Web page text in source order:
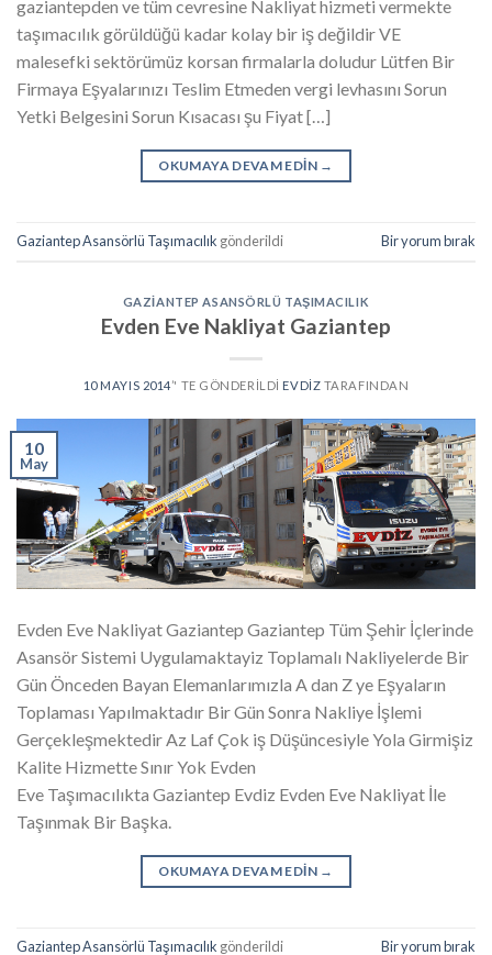
gaziantepden ve tüm cevresine Nakliyat hizmeti vermekte
taşımacılık görüldüğü kadar kolay bir iş değildir VE
malesefki sektörümüz korsan firmalarla doludur Lütfen Bir
Firmaya Eşyalarınızı Teslim Etmeden vergi levhasını Sorun
Yetki Belgesini Sorun Kısacası şu Fiyat […]
OKUMAYA DEVAM EDIN →
Gaziantep Asansörlü Taşımacılık gönderildi Bir yorum bırak
GAZIANTEP ASANSÖRLÜ TAŞIMACILIK
Evden Eve Nakliyat Gaziantep
10 MAYIS 2014’' TE GÖNDERILDI EVDIZ TARAFINDAN
10
May
Evden Eve Nakliyat Gaziantep Gaziantep Tüm Şehir İçlerinde
Asansör Sistemi Uygulamaktayiz Toplamalı Nakliyelerde Bir
Gün Önceden Bayan Elemanlarımızla A dan Z ye Eşyaların
Toplaması Yapılmaktadır Bir Gün Sonra Nakliye İşlemi
Gerçekleşmektedir Az Laf Çok iş Düşüncesiyle Yola Girmişiz
Kalite Hizmette Sınır Yok Evden
Eve Taşımacılıkta Gaziantep Evdiz Evden Eve Nakliyat İle
Taşınmak Bir Başka.
OKUMAYA DEVAM EDIN →
Gaziantep Asansörlü Taşımacılık gönderildi Bir yorum bırak